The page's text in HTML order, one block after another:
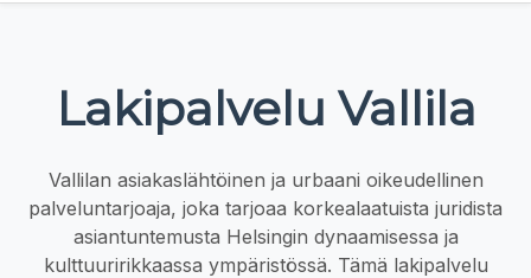
Lakipalvelu Vallila
Vallilan asiakaslähtöinen ja urbaani oikeudellinen
palveluntarjoaja, joka tarjoaa korkealaatuista juridista
asiantuntemusta Helsingin dynaamisessa ja
kulttuuririkkaassa ympäristössä. Tämä lakipalvelu